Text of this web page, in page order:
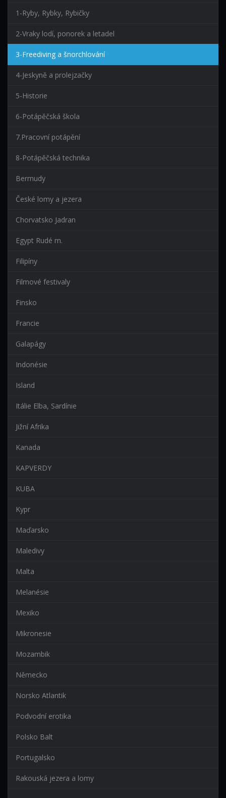
1-Ryby, Rybky, Rybičky
2-Vraky lodí, ponorek a letadel
3-Freediving a šnorchlování
4-Jeskyně a prolejzačky
5-Historie
6-Potápěčská škola
7.Pracovní potápění
8-Potápěčská technika
Bermudy
České lomy a jezera
Chorvatsko Jadran
Egypt Rudé m.
Filipíny
Filmové festivaly
Finsko
Francie
Galapágy
Indonésie
Island
Itálie Elba, Sardínie
Jižní Afrika
Kanada
KAPVERDY
KUBA
Kypr
Maďarsko
Maledivy
Malta
Melanésie
Mexiko
Mikronesie
Mozambik
Německo
Norsko Atlantik
Podvodní erotika
Polsko Balt
Portugalsko
Rakouská jezera a lomy